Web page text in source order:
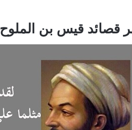
قصائد قيس بن الملوح